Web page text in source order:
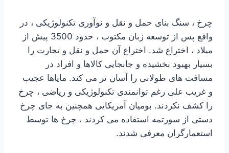
چرخ ، سنگ بنای حمل و نقل و نوآوری تکنولوژیکی ، در
واقع پس از توسعه زبان مکتوب ، حدود 3500 پیش از
میلاد ، اختراع شد. اختراع آن حمل و نقل و تجارت را
بسیار بهبود بخشیده و جابجایی کالاها و افراد در
مسافت های طولانی را آسان تر می کند. مایاها عجیب
و غریب علی رغم توانمندی تکنولوژیکی و ریاضی ، چرخ
را کشف نکردند. بومیان آمریکایی همچنین به جای چرخ
دستی از سورتمه استفاده می کردند ، چرخ ها توسط
استعمارگران معرفی شدند.